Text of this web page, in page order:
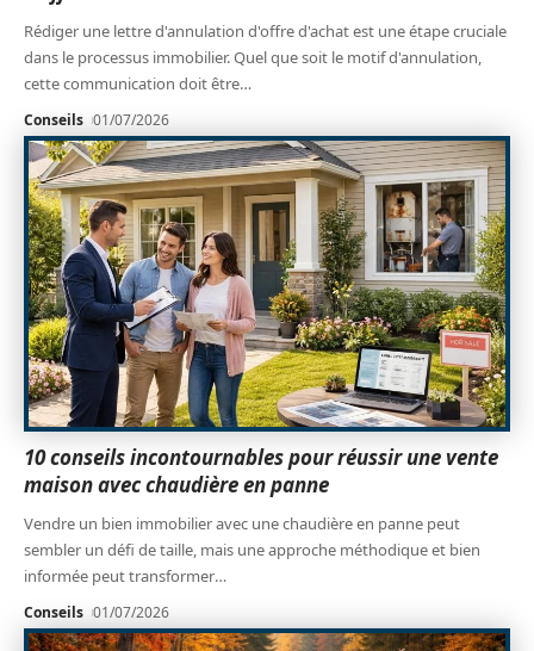
Rédiger une lettre d'annulation d'offre d'achat est une étape cruciale
dans le processus immobilier. Quel que soit le motif d'annulation,
cette communication doit être…
Conseils 01/07/2026
10 conseils incontournables pour réussir une vente
maison avec chaudière en panne
Vendre un bien immobilier avec une chaudière en panne peut
sembler un défi de taille, mais une approche méthodique et bien
informée peut transformer…
Conseils 01/07/2026